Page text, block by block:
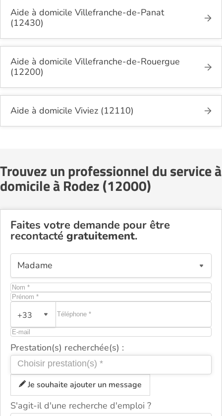
Aide à domicile Villefranche-de-Panat
(12430)
Aide à domicile Villefranche-de-Rouergue
(12200)
Aide à domicile Viviez (12110)
Trouvez un professionnel du service à
domicile à Rodez (12000)
Faites votre demande pour être
recontacté gratuitement.
+33
Prestation(s) recherchée(s) :
Je souhaite ajouter un message
S'agit-il d'une recherche d'emploi ?